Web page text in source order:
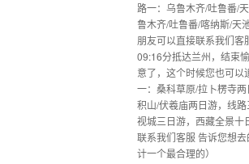
路一：乌鲁木齐/吐鲁番/
鲁木齐/吐鲁番/喀纳斯/天
朋友可以直接联系我们客
09:16分抵达兰州，结束
意了，这个时候您也可
一：桑科草原/拉卜楞寺
积山/伏羲庙两日游，线
视城三日游，西藏全景十
联系我们客服 告诉您想
计一个最合理的）